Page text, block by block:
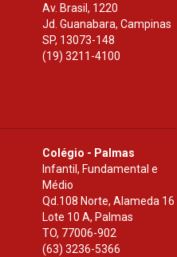
Av. Brasil, 1220
Jd. Guanabara, Campinas
SP, 13073-148
(19) 3211-4100
Colégio - Palmas
Infantil, Fundamental e
Médio
Qd.108 Norte, Alameda 16
Lote 10 A, Palmas
TO, 77006-902
(63) 3236-5366